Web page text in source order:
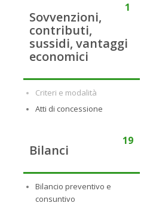
1
Sovvenzioni,
contributi,
sussidi, vantaggi
economici
Criteri e modalità
Atti di concessione
19
Bilanci
Bilancio preventivo e
consuntivo